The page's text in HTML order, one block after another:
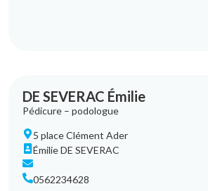
DE SEVERAC Émilie
Pédicure – podologue
5 place Clément Ader
Émilie DE SEVERAC
0562234628